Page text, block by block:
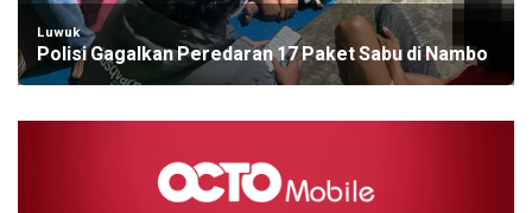
Luwuk
Polisi Gagalkan Peredaran 17 Paket Sabu di Nambo